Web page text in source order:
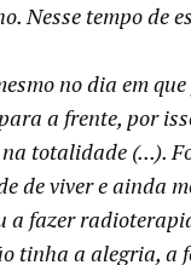
Nesse tempo de
no dia em
a frente, por
totalidade (...).
viver e ainda
a fazer
tinha a alegria, a